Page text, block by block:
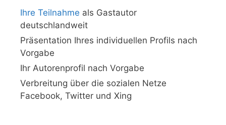
Ihre Teilnahme als Gastautor
deutschlandweit
Präsentation Ihres individuellen Profils nach
Vorgabe
Ihr Autorenprofil nach Vorgabe
Verbreitung über die sozialen Netze
Facebook, Twitter und Xing